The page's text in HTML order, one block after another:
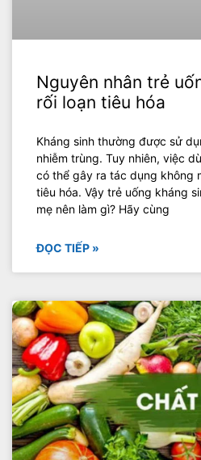
Nguyên nhân trẻ
rối loạn tiêu hóa
Kháng sinh thường được sử
nhiễm trùng. Tuy nhiên, việc
có thể gây ra tác dụng không
tiêu hóa. Vậy trẻ uống kháng
mẹ nên làm gì? Hãy cùng
ĐỌC TIẾP »